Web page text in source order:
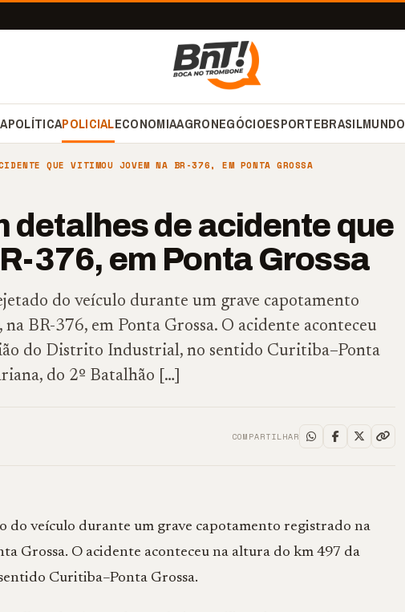
POLÍTICAPOLICIALECONOMIAAGRONEGÓCIOESPORTEBRASILMUNDO
QUE VITIMOU JOVEM NA BR-376, EM PONTA GROSSA
detalhes de acidente que
376, em Ponta Grossa
do veículo durante um grave capotamento
BR-376, em Ponta Grossa. O acidente aconteceu
do Distrito Industrial, no sentido Curitiba–Ponta
do 2º Batalhão […]
COMPARTILHAR
do veículo durante um grave capotamento registrado na
Grossa. O acidente aconteceu na altura do km 497 da
Curitiba–Ponta Grossa.